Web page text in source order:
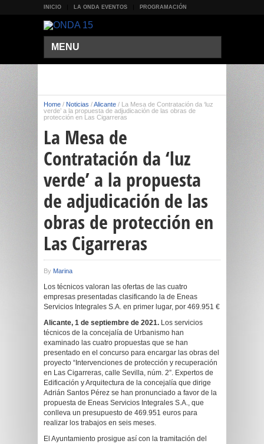
INICIO LA ONDA EVENTOS PROGRAMACIÓN
MENU
Home / Noticias /Alicante / La Mesa de Contratación da ‘luz
verde’ a la propuesta de adjudicación de las obras de
protección en Las Cigarreras
La Mesa de
Contratación da ‘luz
verde’ a la propuesta
de adjudicación de las
obras de protección en
Las Cigarreras
By Marina
Los técnicos valoran las ofertas de las cuatro
empresas presentadas clasificando la de Eneas
Servicios Integrales S.A. en primer lugar, por 469.951 €
Alicante, 1 de septiembre de 2021. Los servicios
técnicos de la concejalía de Urbanismo han
examinado las cuatro propuestas que se han
presentado en el concurso para encargar las obras del
proyecto “Intervenciones de protección y recuperación
en Las Cigarreras, calle Sevilla, núm. 2”. Expertos de
Edificación y Arquitectura de la concejalía que dirige
Adrián Santos Pérez se han pronunciado a favor de la
propuesta de Eneas Servicios Integrales S.A., que
conlleva un presupuesto de 469.951 euros para
realizar los trabajos en seis meses.
El Ayuntamiento prosigue así con la tramitación del